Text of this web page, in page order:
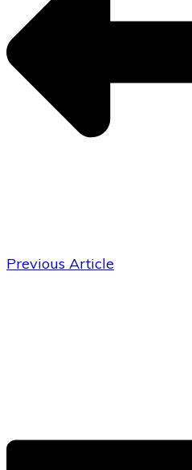
Previous Article